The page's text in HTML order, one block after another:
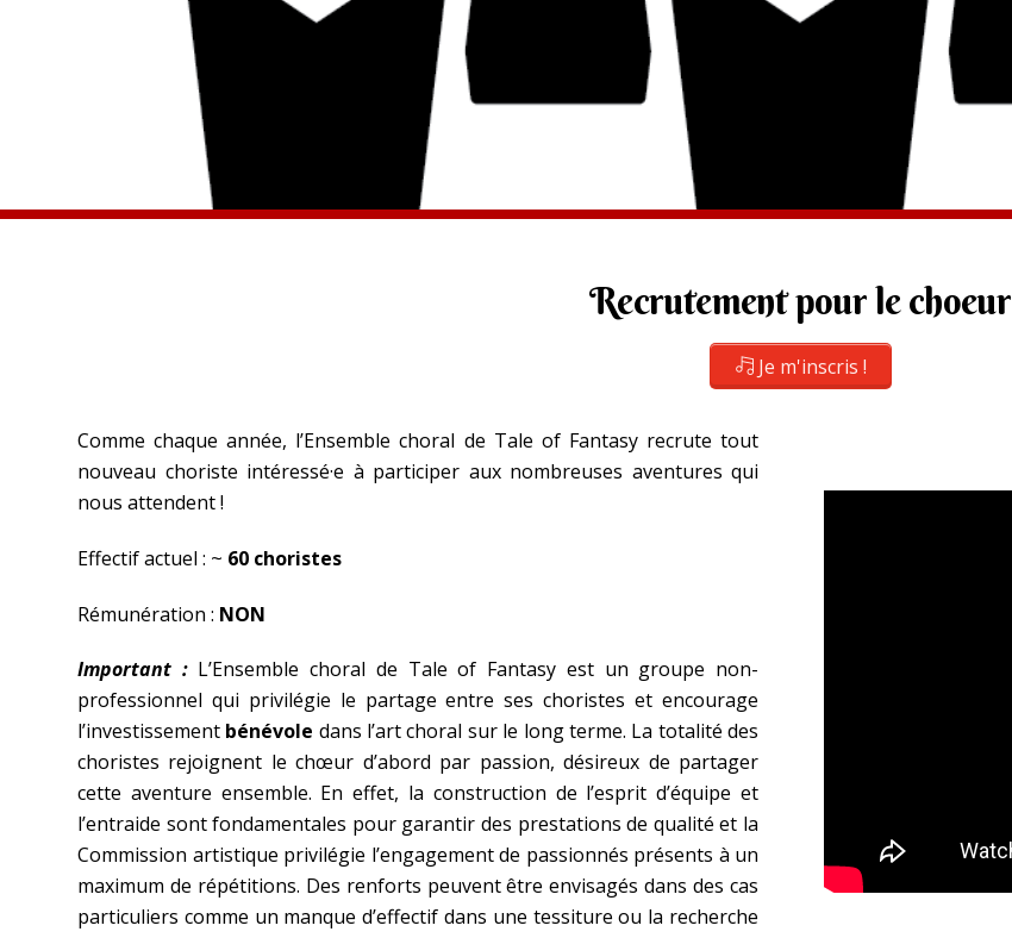
Recrutement pour le choeur
Je m'inscris !
Comme chaque année, l’Ensemble choral de Tale of Fantasy recrute tout
nouveau choriste intéressé·e à participer aux nombreuses aventures qui
nous attendent !
Effectif actuel : ~ 60 choristes
Rémunération : NON
Important :L’Ensemble choral de Tale of Fantasy est un groupe non-
professionnel qui privilégie le partage entre ses choristes et encourage
l’investissement bénévole dans l’art choral sur le long terme. La totalité des
choristes rejoignent le chœur d’abord par passion, désireux de partager
cette aventure ensemble. En effet, la construction de l’esprit d’équipe et
l’entraide sont fondamentales pour garantir des prestations de qualité et la
Commission artistique privilégie l’engagement de passionnés présents à un
maximum de répétitions. Des renforts peuvent être envisagés dans des cas
particuliers comme un manque d’effectif dans une tessiture ou la recherche